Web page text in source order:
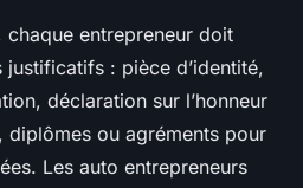
entrepreneur doit
: pièce d’identité,
déclaration sur l’honneur
diplômes ou agréments pour
Les auto entrepreneurs